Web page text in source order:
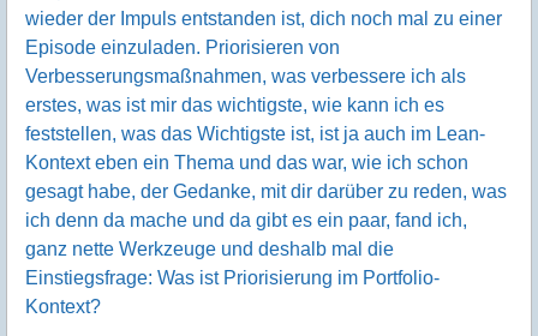
wieder der Impuls entstanden ist, dich noch mal zu einer
Episode einzuladen. Priorisieren von
Verbesserungsmaßnahmen, was verbessere ich als
erstes, was ist mir das wichtigste, wie kann ich es
feststellen, was das Wichtigste ist, ist ja auch im Lean-
Kontext eben ein Thema und das war, wie ich schon
gesagt habe, der Gedanke, mit dir darüber zu reden, was
ich denn da mache und da gibt es ein paar, fand ich,
ganz nette Werkzeuge und deshalb mal die
Einstiegsfrage: Was ist Priorisierung im Portfolio-
Kontext?